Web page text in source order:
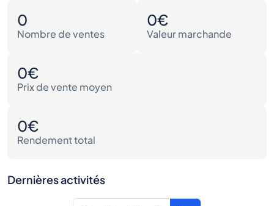
0
Nombre de ventes
0€
Valeur marchande
0€
Prix de vente moyen
0€
Rendement total
Dernières activités